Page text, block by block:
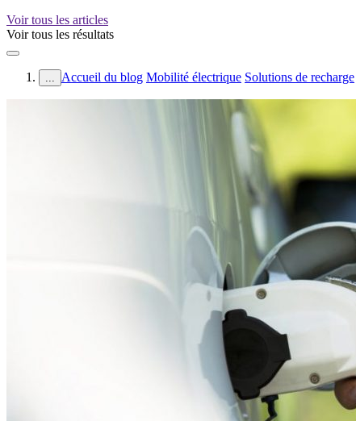
Voir tous les articles
Voir tous les résultats
... Accueil du blog Mobilité électrique Solutions de recharge